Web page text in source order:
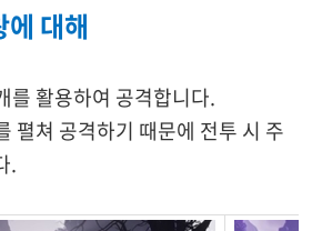
대해
를 활용하여 공격합니다.
펼쳐 공격하기 때문에 전투 시 주
.